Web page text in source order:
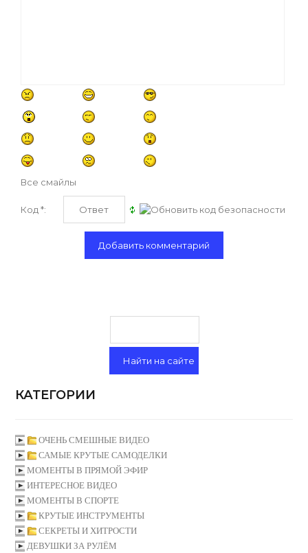
Все смайлы
Код *:
КАТЕГОРИИ
ОЧЕНЬ СМЕШНЫЕ ВИДЕО
САМЫЕ КРУТЫЕ САМОДЕЛКИ
МОМЕНТЫ В ПРЯМОЙ ЭФИР
ИНТЕРЕСНОЕ ВИДЕО
МОМЕНТЫ В СПОРТЕ
КРУТЫЕ ИНСТРУМЕНТЫ
СЕКРЕТЫ И ХИТРОСТИ
ДЕВУШКИ ЗА РУЛЁМ